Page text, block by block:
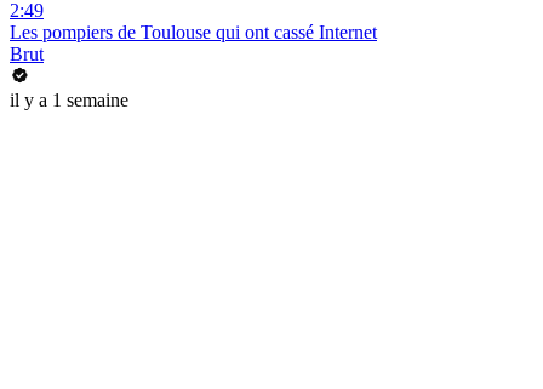
2:49
Les pompiers de Toulouse qui ont cassé Internet
Brut
il y a 1 semaine